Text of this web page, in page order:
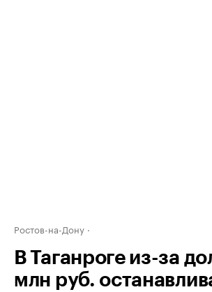
Ростов-на-Дону
В Таганроге из-за
млн руб.